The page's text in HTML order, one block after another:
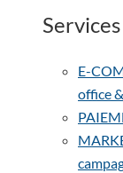
Services
E-
office